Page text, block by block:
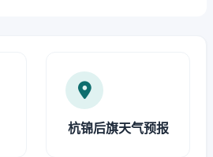
杭锦后旗天气预报